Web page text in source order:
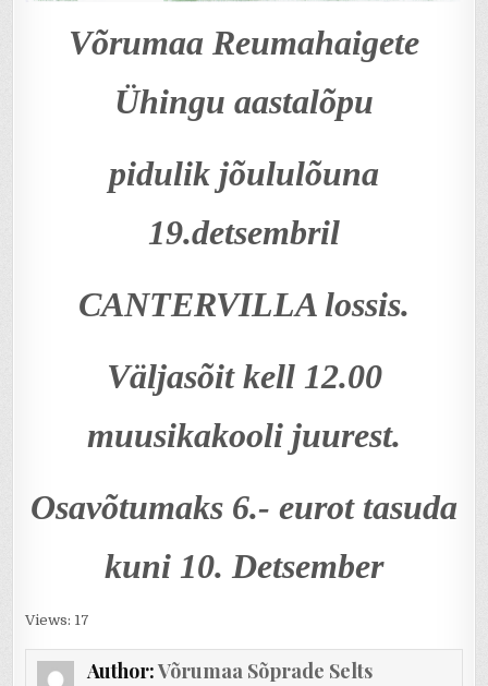
Võrumaa Reumahaigete
Ühingu aastalõpu
pidulik jõululõuna
19.detsembril
CANTERVILLA lossis.
Väljasõit kell 12.00
muusikakooli juurest.
Osavõtumaks 6.- eurot tasuda
kuni 10. Detsember
Views: 17
Author:Võrumaa Sõprade Selts